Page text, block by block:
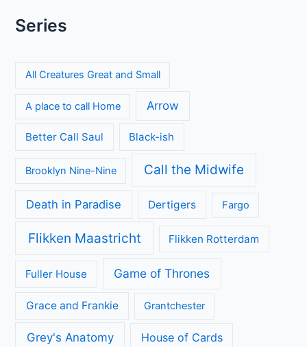
Series
All Creatures Great and Small
A place to call Home Arrow
Better Call Saul Black-ish
Brooklyn Nine-Nine Call the Midwife
Death in Paradise Dertigers Fargo
Flikken Maastricht Flikken Rotterdam
Fuller House Game of Thrones
Grace and Frankie Grantchester
Grey's Anatomy House of Cards